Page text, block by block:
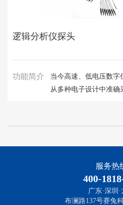
逻辑分析仪探头
功能简介
当今高速、低电压数字
从多种电子设计中准确
比较和了解更多的泰克
服务热
400-
广东·深圳·
布澜路137号赛兔